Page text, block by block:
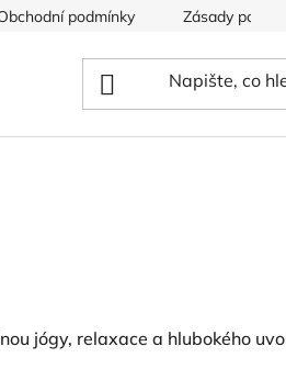
podmínky Zásady
jógy, relaxace a hlubokého